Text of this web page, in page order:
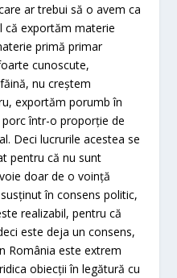
ar trebui să o avem ca
că exportăm materie
primă primar
cunoscute,
nu creștem
exportăm porumb în
într-o proporție de
Deci lucrurile acestea se
pentru că nu sunt
doar de o voință
în consens politic,
realizabil, pentru că
este deja un consens,
România este extrem
obiecții în legătură cu